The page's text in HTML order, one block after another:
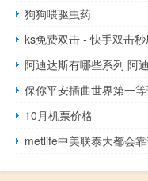
狗狗喂驱虫药
阿迪达斯有哪些系列 阿
保你平安插曲世界第一
10月机票价格
metlife中美联泰大都会